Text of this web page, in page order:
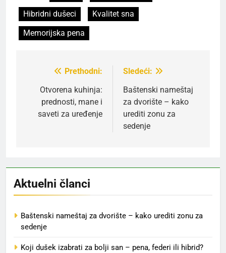
Hibridni dušeci
Kvalitet sna
Memorijska pena
Kretanje
članka
Prethodni:
Otvorena kuhinja:
prednosti, mane i
saveti za uređenje
Sledeći:
Baštenski nameštaj
za dvorište – kako
urediti zonu za
sedenje
Aktuelni članci
Baštenski nameštaj za dvorište – kako urediti zonu za
sedenje
Koji dušek izabrati za bolji san – pena, federi ili hibrid?